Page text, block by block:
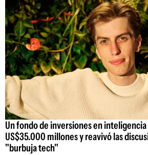
Un fondo de inversiones en
US$35.000 millones y reavivó las
"burbuja tech"